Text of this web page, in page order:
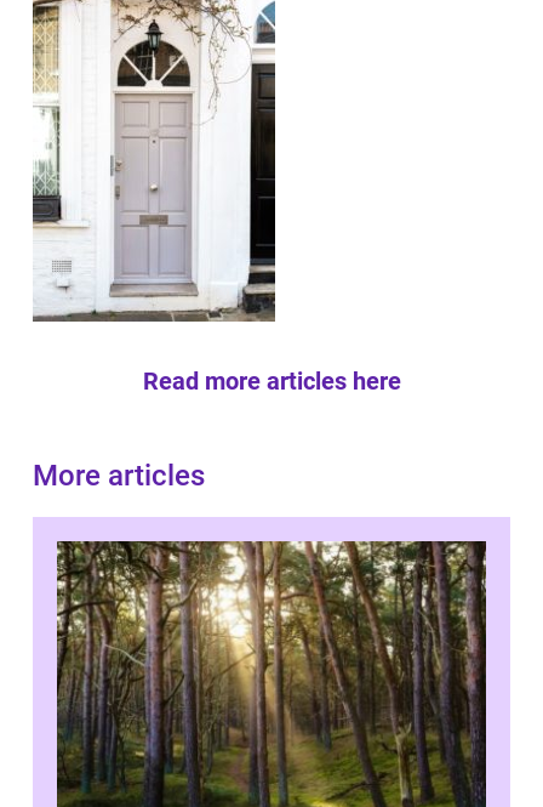
Read more articles here
More articles